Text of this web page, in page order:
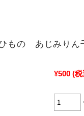
もの あじみり
¥500 (税